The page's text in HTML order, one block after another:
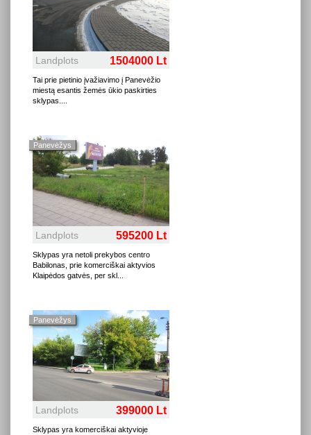
Landplots 1504000 Lt
Tai prie pietinio įvažiavimo į Panevėžio
miestą esantis žemės ūkio paskirties
sklypas.
Panevėžys
Landplots 595200 Lt
Sklypas yra netoli prekybos centro
Babilonas, prie komerciškai aktyvios
Klaipėdos gatvės, per skl
Panevėžys
Landplots 399000 Lt
Sklypas yra komerciškai aktyvioje